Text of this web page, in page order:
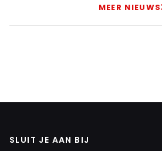
MEER NIEUWS
SLUIT JE AAN BIJ